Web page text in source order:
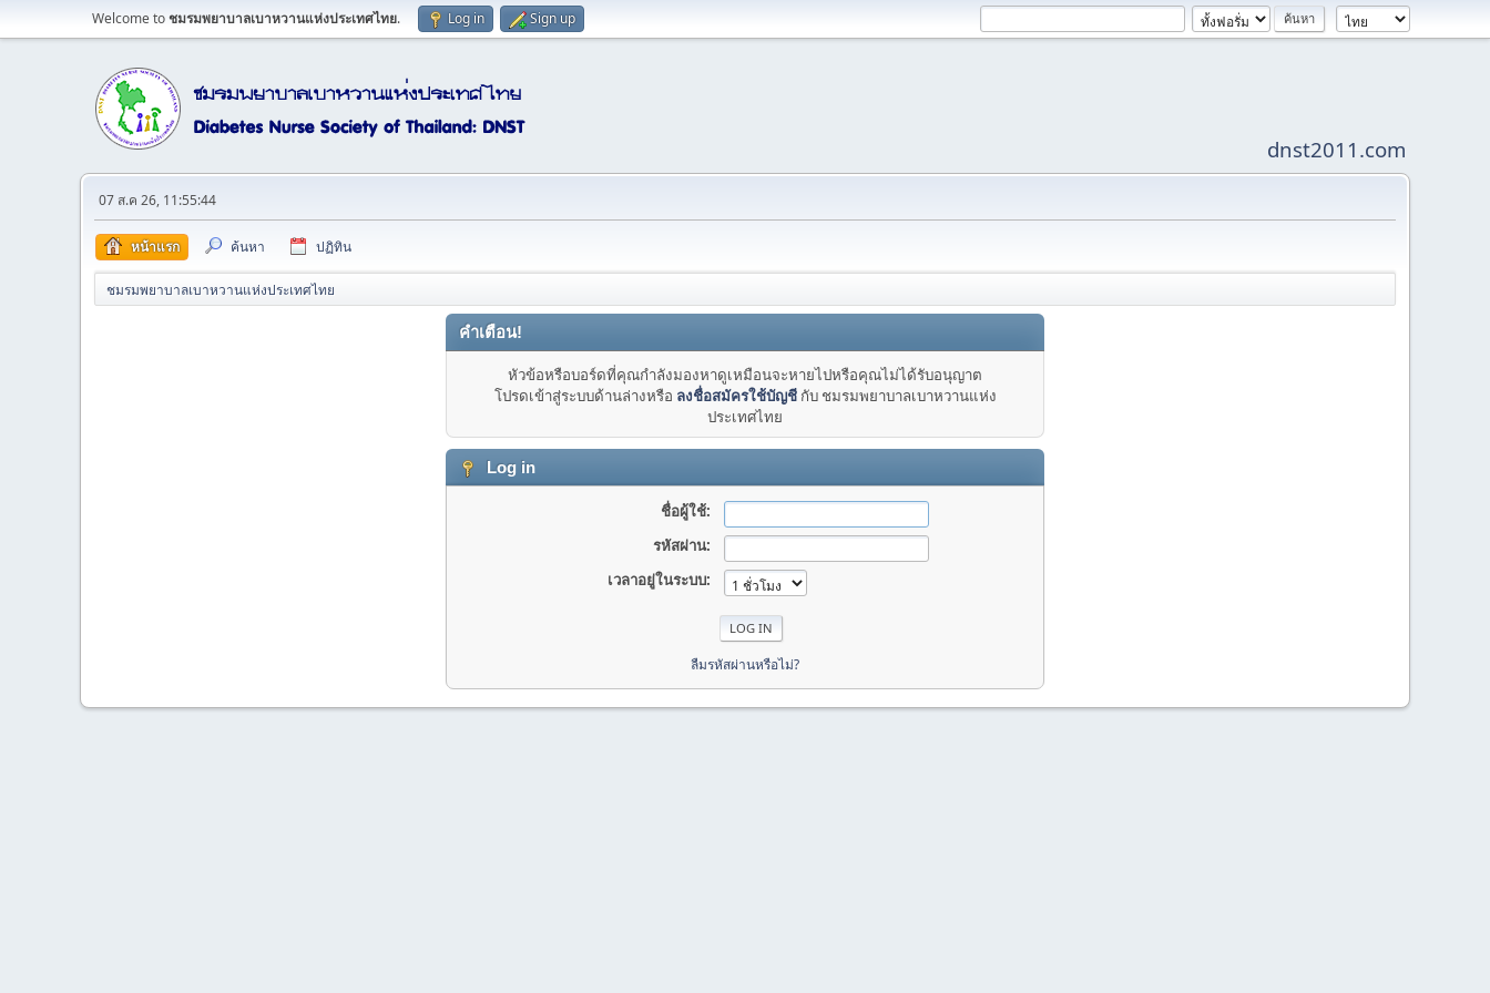
Welcome toชมรมพยาบาลเบาหวานแห่งประเทศไทย. Log in Sign up
dnst2011.com
07 ส.ค 26, 11:55:44
หน้าแรก ค้นหา ปฏิทิน
ชมรมพยาบาลเบาหวานแห่งประเทศไทย
คำเตือน!
หัวข้อหรือบอร์ดที่คุณกำลังมองหาดูเหมือนจะหายไปหรือคุณไม่ได้รับอนุญาต
โปรดเข้าสู่ระบบด้านล่างหรือ ลงชื่อสมัครใช้บัญชีกับ ชมรมพยาบาลเบาหวานแห่ง
ประเทศไทย
Log in
ชื่อผู้ใช้:
รหัสผ่าน:
เวลาอยู่ในระบบ:
ลืมรหัสผ่านหรือไม่?